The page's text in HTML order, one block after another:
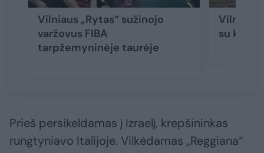
Vilniaus „Rytas“ sužinojo
varžovus FIBA
tarpžemyninėje taurėje
Vilniaus
su
Prieš persikeldamas į Izraelį, krepšininkas
rungtyniavo Italijoje. Vilkėdamas „Reggiana“